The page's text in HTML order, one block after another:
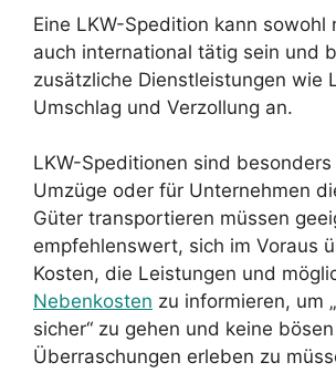
Eine LKW-Spedition kann sowohl
auch international tätig sein und
zusätzliche Dienstleistungen wie
Umschlag und Verzollung an.
LKW-Speditionen sind
Umzüge oder für Unternehmen
Güter transportieren müssen
empfehlenswert, sich im Voraus
Kosten, die Leistungen und
Nebenkosten zu informieren, um
sicher“ zu gehen und keine bösen
Überraschungen erleben zu